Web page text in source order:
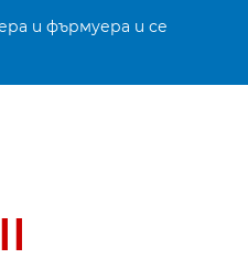
и фърмуера и се